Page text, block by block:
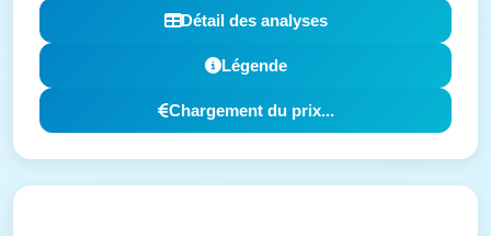
Détail des analyses
Légende
Chargement du prix...